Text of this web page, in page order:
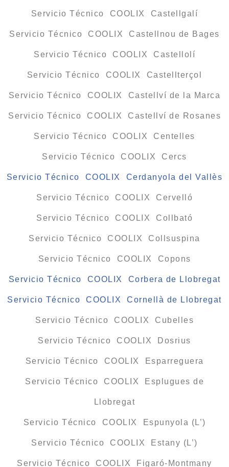
Servicio Técnico COOLIX Castellgalí
Servicio Técnico COOLIX Castellnou de Bages
Servicio Técnico COOLIX Castellolí
Servicio Técnico COOLIX Castellterçol
Servicio Técnico COOLIX Castellví de la Marca
Servicio Técnico COOLIX Castellví de Rosanes
Servicio Técnico COOLIX Centelles
Servicio Técnico COOLIX Cercs
Servicio Técnico COOLIX Cerdanyola del Vallès
Servicio Técnico COOLIX Cervelló
Servicio Técnico COOLIX Collbató
Servicio Técnico COOLIX Collsuspina
Servicio Técnico COOLIX Copons
Servicio Técnico COOLIX Corbera de Llobregat
Servicio Técnico COOLIX Cornellà de Llobregat
Servicio Técnico COOLIX Cubelles
Servicio Técnico COOLIX Dosrius
Servicio Técnico COOLIX Esparreguera
Servicio Técnico COOLIX Esplugues de
Llobregat
Servicio Técnico COOLIX Espunyola (L’)
Servicio Técnico COOLIX Estany (L’)
Servicio Técnico COOLIX Figaró-Montmany